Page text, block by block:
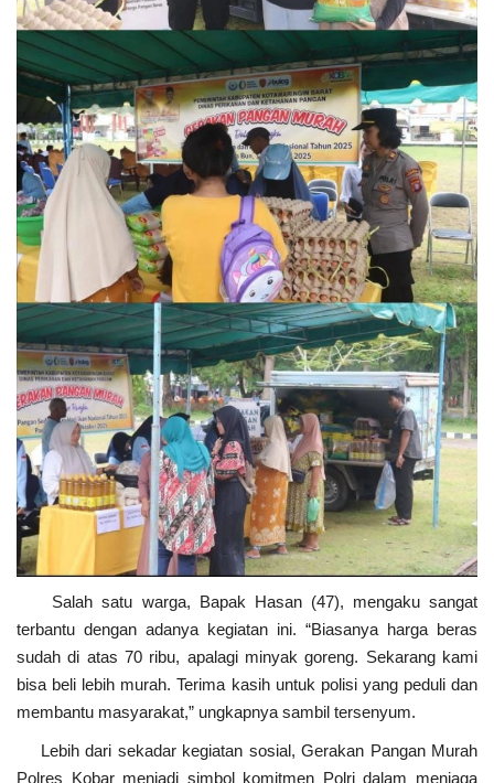
Salah satu warga, Bapak Hasan (47), mengaku sangat
terbantu dengan adanya kegiatan ini. “Biasanya harga beras
sudah di atas 70 ribu, apalagi minyak goreng. Sekarang kami
bisa beli lebih murah. Terima kasih untuk polisi yang peduli dan
membantu masyarakat,” ungkapnya sambil tersenyum.
Lebih dari sekadar kegiatan sosial, Gerakan Pangan Murah
Polres Kobar menjadi simbol komitmen Polri dalam menjaga